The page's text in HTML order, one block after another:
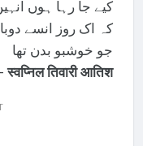
کیے جا رہا ہوں
کہ اک روز انسے
جو خوشبو بدن تھا
وو خوشبو بدن تھا -स्वप्निल तिवारी आतिश